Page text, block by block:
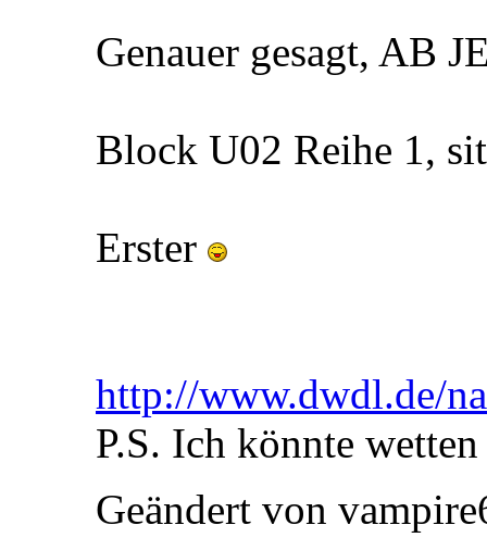
Genauer gesagt, AB
Block U02 Reihe 1,
Erster
http://www.dwdl.de/
P.S. Ich könnte
Geändert von